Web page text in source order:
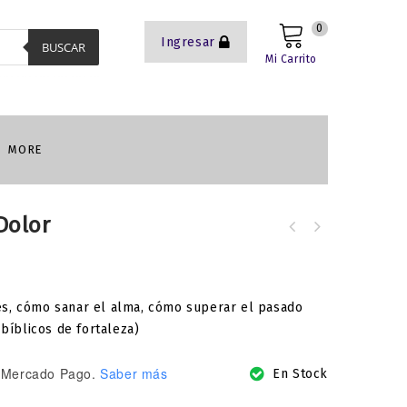
Ingresar
Mi Carrito
0
BUSCAR
MORE
cómo sanar el alma, cómo superar el pasado
de fortaleza)
En Stock
Pago. Saber más